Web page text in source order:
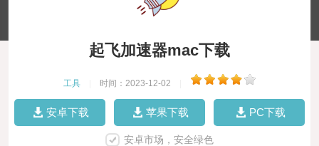
起飞加速器mac下载
工具 时间：2023-12-02
安卓下载 苹果下载 PC下载
安卓市场，安全绿色